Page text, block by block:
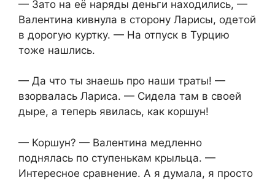
— Зато на её наряды деньги находились, —
Валентина кивнула в сторону Ларисы, одетой
в дорогую куртку. — На отпуск в Турцию
тоже нашлись.
— Да что ты знаешь про наши траты! —
взорвалась Лариса. — Сидела там в своей
дыре, а теперь явилась, как коршун!
— Коршун? — Валентина медленно
поднялась по ступенькам крыльца. —
Интересное сравнение. А я думала, я просто